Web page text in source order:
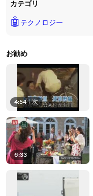
カテゴリ
🤖 テクノロジー
お勧め
4:54 | 次
6:33